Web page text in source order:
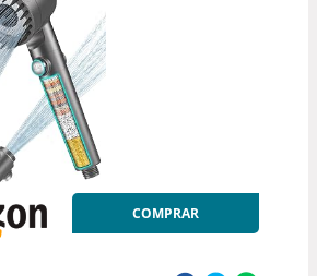
COMPRAR